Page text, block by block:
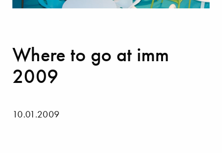
Where to go at imm
2009
10.01.2009